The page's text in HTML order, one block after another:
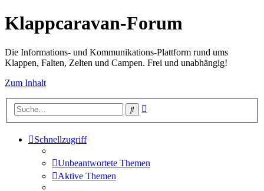
Klappcaravan-Forum
Die Informations- und Kommunikations-Plattform rund ums
Klappen, Falten, Zelten und Campen. Frei und unabhängig!
Zum Inhalt
Suche
Schnellzugriff
Unbeantwortete Themen
Aktive Themen